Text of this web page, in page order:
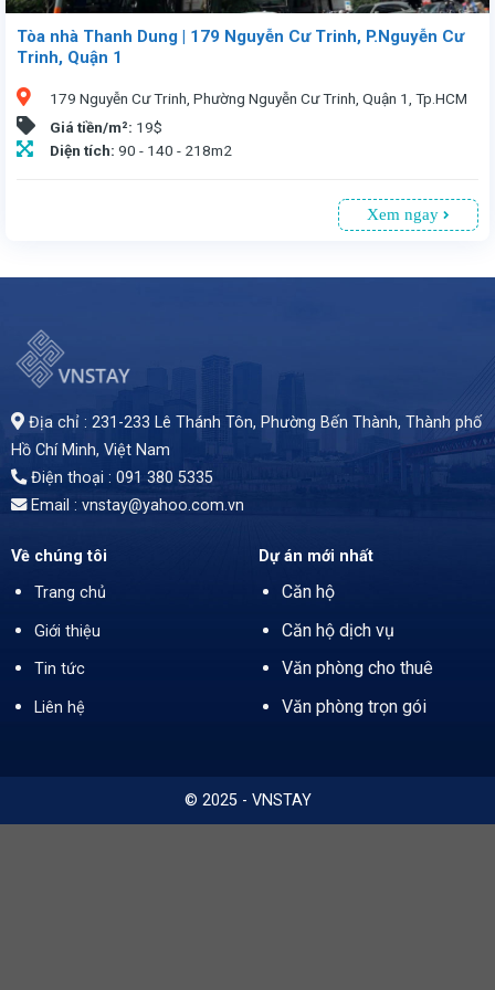
Tòa nhà Thanh Dung | 179 Nguyễn Cư Trinh, P.Nguyễn Cư
Trinh, Quận 1
179 Nguyễn Cư Trinh, Phường Nguyễn Cư Trinh, Quận 1, Tp.HCM
Giá tiền/m²: 19$
Diện tích: 90 - 140 - 218m2
Xem ngay
Địa chỉ : 231-233 Lê Thánh Tôn, Phường Bến Thành, Thành phố
Hồ Chí Minh, Việt Nam
Điện thoại : 091 380 5335
Email : vnstay@yahoo.com.vn
Về chúng tôi
Trang chủ
Giới thiệu
Tin tức
Liên hệ
Dự án mới nhất
Căn hộ
Căn hộ dịch vụ
Văn phòng cho thuê
Văn phòng trọn gói
© 2025 - VNSTAY